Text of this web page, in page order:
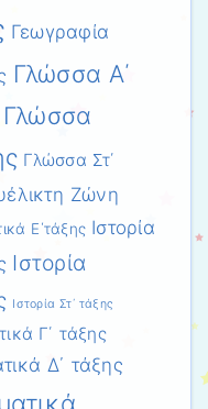
Γεωγραφία
Γλώσσα Α΄
Γλώσσα
Γλώσσα Στ΄
Ζώνη
Ε΄τάξης Ιστορία
Ιστορία
Ιστορία Στ΄ τάξης
Γ΄ τάξης
Δ΄ τάξης